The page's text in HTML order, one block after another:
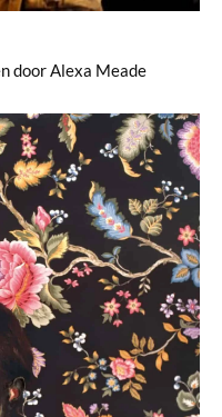
door Alexa Meade